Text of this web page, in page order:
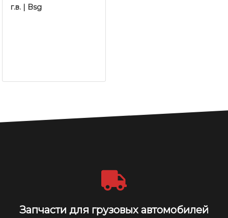
г.в. | Bsg
Запчасти для грузовых автомобилей